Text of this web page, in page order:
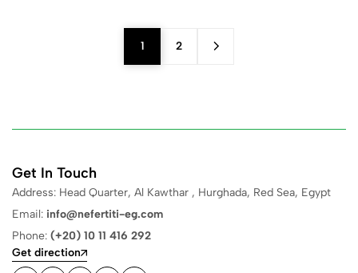
1 2
Get In Touch
Address: Head Quarter, Al Kawthar , Hurghada, Red Sea, Egypt
Email: info@nefertiti-eg.com
Phone: (+20) 10 11 416 292
Get direction